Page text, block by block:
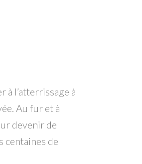
à l’atterrissage à
Au fur et à
devenir de
centaines de